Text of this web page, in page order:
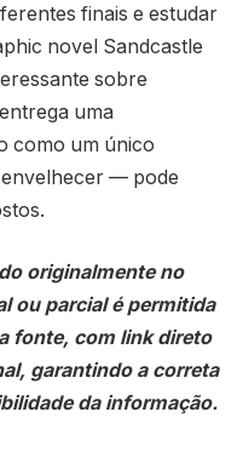
finais e estudar
novel Sandcastle
sobre
uma
como um único
— pode
originalmente no
ou parcial é permitida
fonte, com link direto
garantindo a correta
da informação.